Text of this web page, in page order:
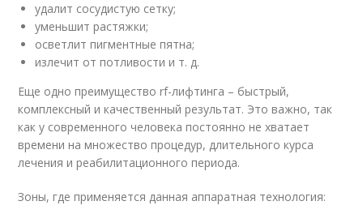
удалит сосудистую сетку;
уменьшит растяжки;
осветлит пигментные пятна;
излечит от потливости и т. д.
Еще одно преимущество rf-лифтинга – быстрый,
комплексный и качественный результат. Это важно, так
как у современного человека постоянно не хватает
времени на множество процедур, длительного курса
лечения и реабилитационного периода.
Зоны, где применяется данная аппаратная технология: